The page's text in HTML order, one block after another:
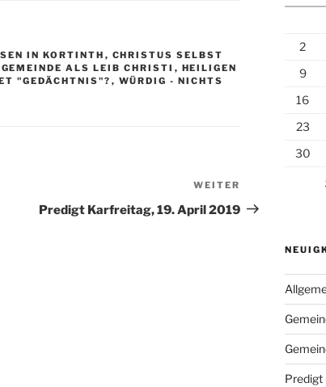
IN KORTINTH , CHRISTUS SELBST
GEMEINDE ALS LEIB CHRISTI , HEILIGEN
"GEDÄCHTNIS"? , WÜRDIG - NICHTS
Beitrag
WEITER
Predigt Karfreitag, 19. April 2019
2
9
16
23
30
Predigt